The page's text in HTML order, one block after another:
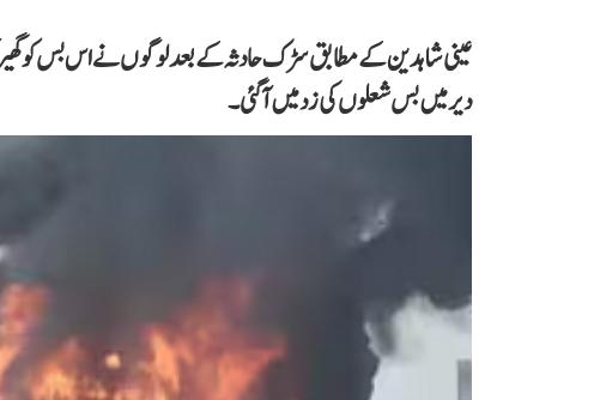
عینی شاہدین کے مطابق سڑک حادثہ کے بعد لوگوں نے اس بس کو
دیر میں بس شعلوں کی زد میں آ گئی۔